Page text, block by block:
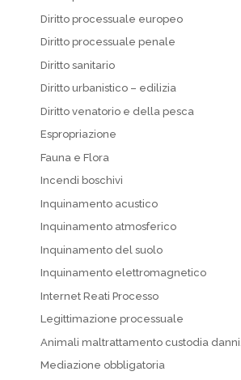
Diritto processuale europeo
Diritto processuale penale
Diritto sanitario
Diritto urbanistico – edilizia
Diritto venatorio e della pesca
Espropriazione
Fauna e Flora
Incendi boschivi
Inquinamento acustico
Inquinamento atmosferico
Inquinamento del suolo
Inquinamento elettromagnetico
Internet Reati Processo
Legittimazione processuale
Animali maltrattamento custodia danni…
Mediazione obbligatoria